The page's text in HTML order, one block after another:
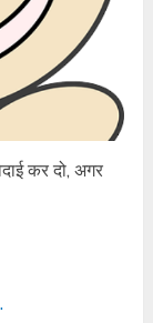
कर दो, अगर